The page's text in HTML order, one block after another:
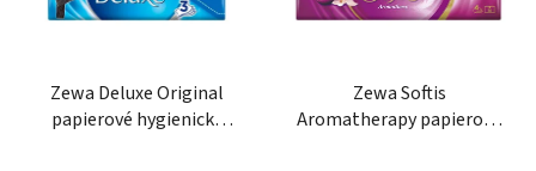
Zewa Deluxe Original
papierové hygienické
Zewa Softis
Aromatherapy papierové